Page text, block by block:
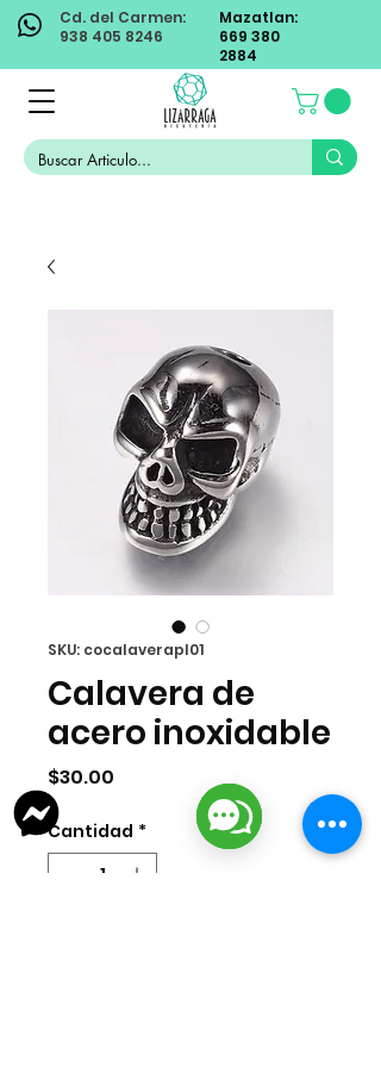
Cd. del Carmen:
938 405 8246
Mazatlan:
669 380
2884
SKU: cocalaverapl01
Calavera de
acero inoxidable
$30.00
Cantidad *